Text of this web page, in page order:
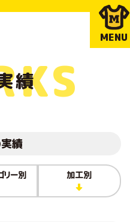
MENU
績
績
リー別 加工別